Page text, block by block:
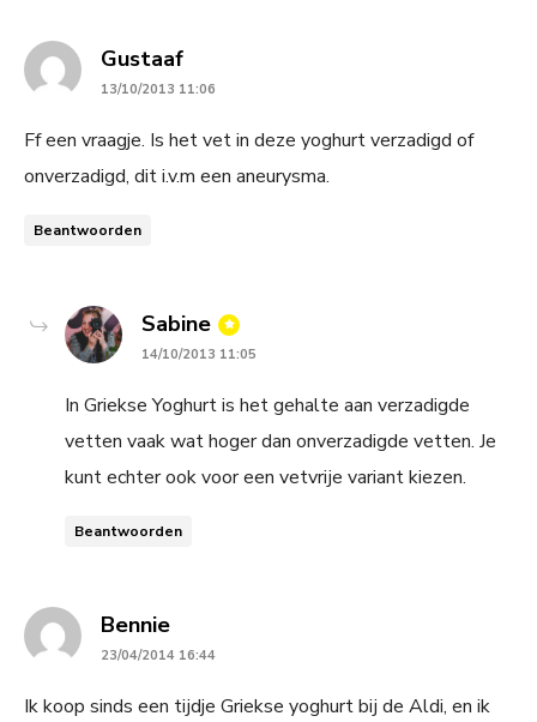
Gustaafsays:
13/10/2013 11:06
Ff een vraagje. Is het vet in deze yoghurt verzadigd of
onverzadigd, dit i.v.m een aneurysma.
Beantwoorden
Sabine says:
14/10/2013 11:05
In Griekse Yoghurt is het gehalte aan verzadigde
vetten vaak wat hoger dan onverzadigde vetten. Je
kunt echter ook voor een vetvrije variant kiezen.
Beantwoorden
Benniesays:
23/04/2014 16:44
Ik koop sinds een tijdje Griekse yoghurt bij de Aldi, en ik